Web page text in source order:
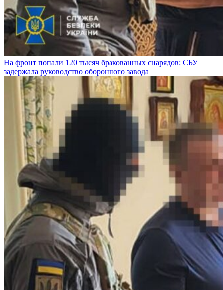
На фронт попали 120 тысяч бракованных снарядов: СБУ
задержала руководство оборонного завода